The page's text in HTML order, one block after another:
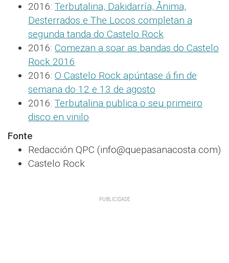
2016: Terbutalina, Dakidarría, Ånima,
Desterrados e The Locos completan a
segunda tanda do Castelo Rock
2016: Comezan a soar as bandas do Castelo
Rock 2016
2016: O Castelo Rock apúntase á fin de
semana do 12 e 13 de agosto
2016: Terbutalina publica o seu primeiro
disco en vinilo
Fonte
Redacción QPC (info@quepasanacosta.com)
Castelo Rock